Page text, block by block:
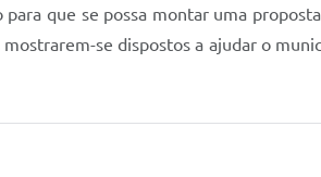
que se possa montar uma
se dispostos a ajudar o